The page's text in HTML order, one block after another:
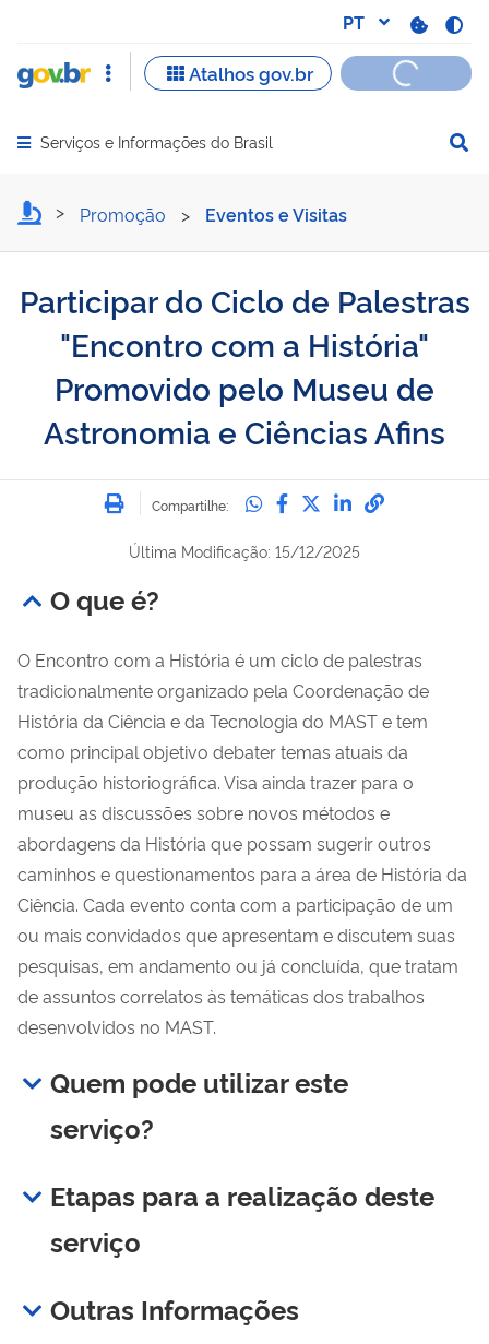
Abrir menu principal de navegação
Serviços e Informações do Brasil
Participar do Ciclo de
Promoção > Eventos e Visitas
Participar do Ciclo de Palestras
"Encontro com a História"
Promovido pelo Museu de
Astronomia e Ciências Afins
Imprimir
Compartilhe: Compartilhe no
Compartilhe no
Compartilhe no
Compartilhe
Última Modificação: 15/12/2025
O que é?
O Encontro com a História é um ciclo de palestras
tradicionalmente organizado pela Coordenação de
História da Ciência e da Tecnologia do MAST e tem
como principal objetivo debater temas atuais da
produção historiográfica. Visa ainda trazer para o
museu as discussões sobre novos métodos e
abordagens da História que possam sugerir outros
caminhos e questionamentos para a área de História da
Ciência. Cada evento conta com a participação de um
ou mais convidados que apresentam e discutem suas
pesquisas, em andamento ou já concluída, que tratam
de assuntos correlatos às temáticas dos trabalhos
desenvolvidos no MAST.
Quem pode utilizar este
serviço?
Etapas para a realização deste
serviço
Outras Informações